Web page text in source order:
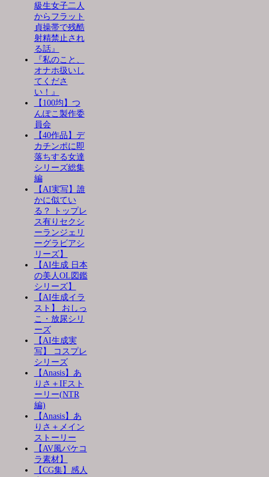
級生女子二人
からフラット
貞操帯で残酷
射精禁止され
る話』
『私のこと、
オナホ扱いし
てくださ
い！』
【100均】つ
んぽこ製作委
員会
【40作品】デ
カチンポに即
落ちする女達
シリーズ総集
編
【AI実写】誰
かに似てい
る？ トップレ
ス有りセクシ
ーランジェリ
ーグラビアシ
リーズ】
【AI生成 日本
の美人OL図鑑
シリーズ】
【AI生成イラ
スト】 おしっ
こ・放尿シリ
ーズ
【AI生成実
写】 コスプレ
シリーズ
【Anasis】あ
りさ＋IFスト
ーリー(NTR
編)
【Anasis】あ
りさ＋メイン
ストーリー
【AV風パケコ
ラ素材】
【CG集】感人